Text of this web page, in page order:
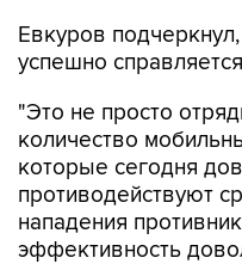
Евкуров
успешно
"Это не просто
количество
которые сегодня
противодействуют
нападения
эффективность